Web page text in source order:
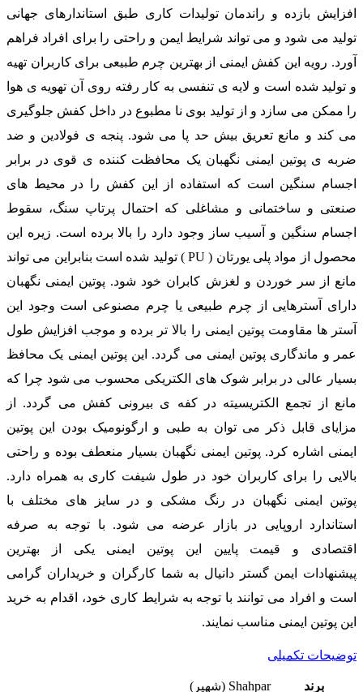
افزایش بازده و راندمان تولیدات کاری طبق استاندارهای جهانی
تولید می شود و می تواند شرایط ایمن و راحتی را برای افراد فراهم
آورد. رویه این کفش ایمنی از بهترین چرم طبیعی برای کاربران تهیه
و تولید شده است و لایه ی تنفسی به کار رفته روی آن تهویه ی هوا
را ممکن می سازد و از تولید بوی نا مطبوع در داخل کفش جلوگیری
می کند و مانع تعریق بیش حد پا می شود. پنجه ی فولادین و ضد
ضربه ی پوتین ایمنی نگهبان یک محافظت کننده ی قوی در برابر
اجسام سنگین است که استفاده از این کفش را در محیط های
صنعتی و ساختمانی و مشاغلی که احتمال پرتاپ سنگ، سقوط
اجسام سنگین و آسیب ساز وجود دارد را بالا برده است. زیره این
محصول از مواد پلی یورتان ( PU ) تولید شده است بنابراین می تواند
مانع از سر خوردن و لغزش کابران خود شود. پوتین ایمنی نگهبان
دارای آسترهایی از چرم طبیعی یا چرم مصنوعی است وجود این
آستر ها مقاومت پوتین ایمنی را بالا تر برده و موجب افزایش طول
عمر و ماندگاری پوتین ایمنی می گردد. این پوتین ایمنی یک محافظ
بسیار عالی در برابر شوک های الکتریکی محسوب می شود چرا که
مانع از تجمع الکتریسیته در کفه ی بیرونی کفش می گردد. از
مزایای قابل ذکر می توان به طبی و ارگونومیک بودن این پوتین
ایمنی اشاره کرد. پوتین ایمنی نگهبان بسیار منعطف بوده و راحتی
بالایی را برای کاربران خود در طول شیفت کاری به همراه دارد.
پوتین ایمنی نگهبان در رنگ مشکی و در سایز های مختلف با
استاندارد اروپایی در بازار عرضه می شود. با توجه به صرفه
اقتصادی و قیمت پایین این پوتین ایمنی یکی از بهترین
پیشنهادات ایمن گستر دانیال به شما کارگران و خریداران گرامی
است و افراد می توانند با توجه به شرایط کاری خود، اقدام به خرید
این پوتین ایمنی مناسب نمایند.
توضیحات تکمیلی
برند Shahpar (شهپر)